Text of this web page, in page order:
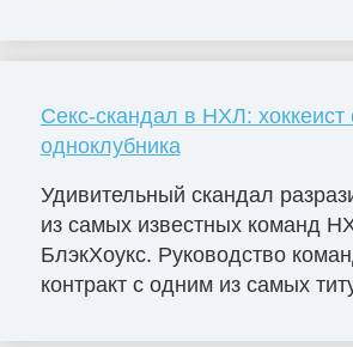
Секс-скандал в НХЛ:
одноклубника
Удивительный скандал
из самых известных команд
БлэкХоукс. Руководство
контракт с одним из самых